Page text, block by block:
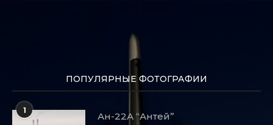
ПОПУЛЯРНЫЕ ФОТОГРАФИИ
1
Ан-22А “Антей”